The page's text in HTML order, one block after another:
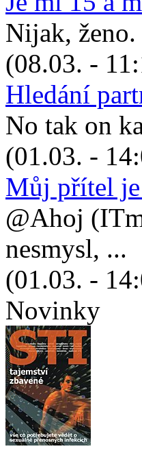
Nijak, ženo.
(08.03. -
Hledání
No tak on
(01.03. -
Můj přítel je
@Ahoj
nesmysl, ...
(01.03. -
Novinky